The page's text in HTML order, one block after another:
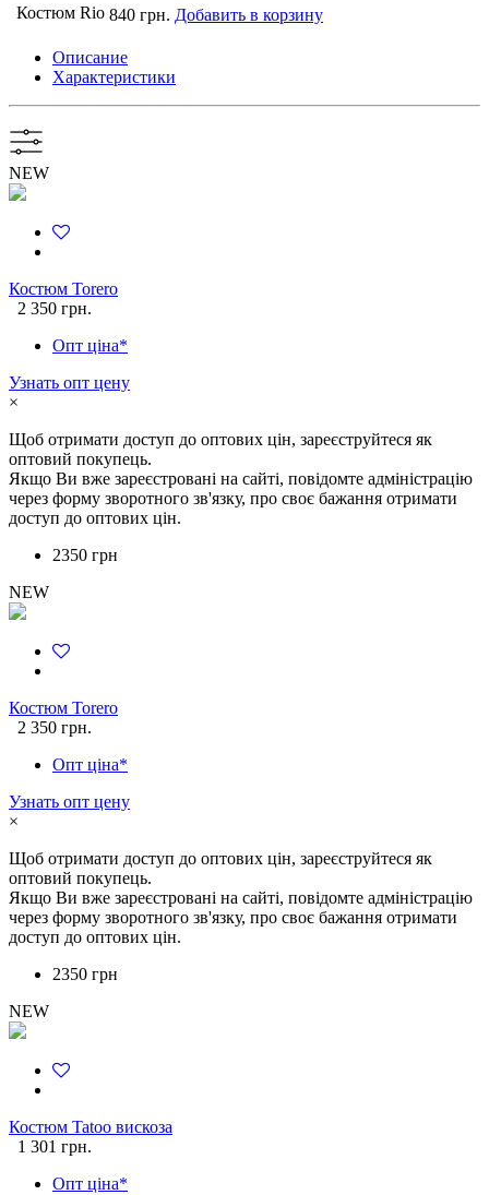
Костюм Rio 840 грн. Добавить в корзину
Описание
Характеристики
NEW
Костюм Torero
2 350 грн.
Опт ціна*
Узнать опт цену
×
Щоб отримати доступ до оптових цін, зареєструйтеся як
оптовий покупець.
Якщо Ви вже зареєстровані на сайті, повідомте адміністрацію
через форму зворотного зв'язку, про своє бажання отримати
доступ до оптових цін.
2350 грн
NEW
Костюм Torero
2 350 грн.
Опт ціна*
Узнать опт цену
×
Щоб отримати доступ до оптових цін, зареєструйтеся як
оптовий покупець.
Якщо Ви вже зареєстровані на сайті, повідомте адміністрацію
через форму зворотного зв'язку, про своє бажання отримати
доступ до оптових цін.
2350 грн
NEW
Костюм Tatoo вискоза
1 301 грн.
Опт ціна*